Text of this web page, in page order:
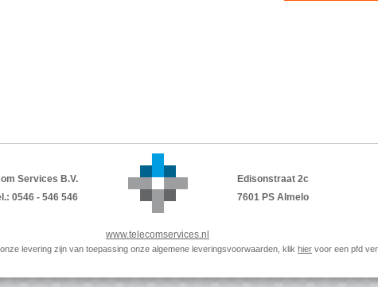
Services B.V.
Edisonstraat 2c
0546 - 546 546
7601 PS Almelo
www.telecomservices.nl
levering zijn van toepassing onze algemene leveringsvoorwaarden, klik hier voor een pfd